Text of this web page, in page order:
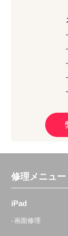
修理メニュー
iPad
画面修理